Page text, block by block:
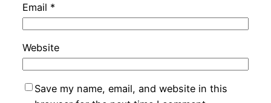
Email *
Website
Save my name, email, and website in this